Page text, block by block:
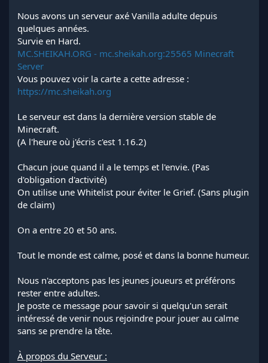
Nous avons un serveur axé Vanilla adulte depuis
quelques années.
Survie en Hard.
MC.SHEIKAH.ORG - mc.sheikah.org:25565 Minecraft
Server
Vous pouvez voir la carte a cette adresse :
https://mc.sheikah.org
Le serveur est dans la dernière version stable de
Minecraft.
(A l'heure où j'écris c'est 1.16.2)
Chacun joue quand il a le temps et l'envie. (Pas
d'obligation d'activité)
On utilise une Whitelist pour éviter le Grief. (Sans plugin
de claim)
On a entre 20 et 50 ans.
Tout le monde est calme, posé et dans la bonne humeur.
Nous n'acceptons pas les jeunes joueurs et préférons
rester entre adultes.
Je poste ce message pour savoir si quelqu'un serait
intéressé de venir nous rejoindre pour jouer au calme
sans se prendre la tête.
À propos du Serveur :